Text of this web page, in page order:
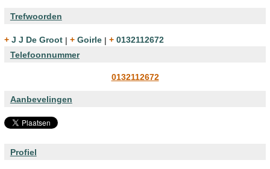
Trefwoorden
+ J J De Groot | + Goirle |
+ 0132112672
Telefoonnummer
0132112672
Aanbevelingen
Profiel